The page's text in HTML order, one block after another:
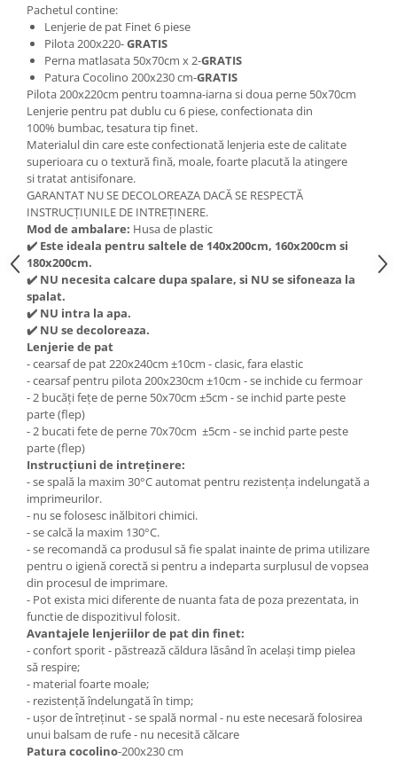
Pachetul contine:
Lenjerie de pat Finet 6 piese
Pilota 200x220-GRATIS
Perna matlasata 50x70cm x 2-GRATIS
Patura Cocolino 200x230 cm-GRATIS
Pilota 200x220cm pentru toamna-iarna si doua perne 50x70cm
Lenjerie pentru pat dublu cu 6 piese, confectionata din
100% bumbac, tesatura tip finet.
Materialul din care este confectionată lenjeria este de calitate
superioara cu o textură fină, moale, foarte placută la atingere
si tratat antisifonare.
GARANTAT NU SE DECOLOREAZA DACĂ SE RESPECTĂ
INSTRUCȚIUNILE DE INTREȚINERE.
Mod de ambalare: Husa de plastic
✔ ️ Este ideala pentru saltele de 140x200cm, 160x200cm si
180x200cm.
✔ ️ NU necesita calcare dupa spalare, si NU se sifoneaza la
spalat.
✔ ️ NU intra la apa.
✔ ️ NU se decoloreaza.
Lenjerie de pat
- cearsaf de pat 220x240cm ±10cm - clasic, fara elastic
- cearsaf pentru pilota 200x230cm ±10cm - se inchide cu fermoar
- 2 bucăți fețe de perne 50x70cm ±5cm - se inchid parte peste
parte (flep)
- 2 bucati fete de perne 70x70cm ±5cm - se inchid parte peste
parte (flep)
Instrucțiuni de intreținere:
- se spală la maxim 30°C automat pentru rezistența indelungată a
imprimeurilor.
- nu se folosesc inălbitori chimici.
- se calcă la maxim 130°C.
- se recomandă ca produsul să fie spalat inainte de prima utilizare
pentru o igienă corectă si pentru a indeparta surplusul de vopsea
din procesul de imprimare.
- Pot exista mici diferente de nuanta fata de poza prezentata, in
functie de dispozitivul folosit.
Avantajele lenjeriilor de pat din finet:
- confort sporit - păstrează căldura lăsând în același timp pielea
să respire;
- material foarte moale;
- rezistență îndelungată în timp;
- ușor de întreținut - se spală normal - nu este necesară folosirea
unui balsam de rufe - nu necesită călcare
Patura cocolino-200x230 cm